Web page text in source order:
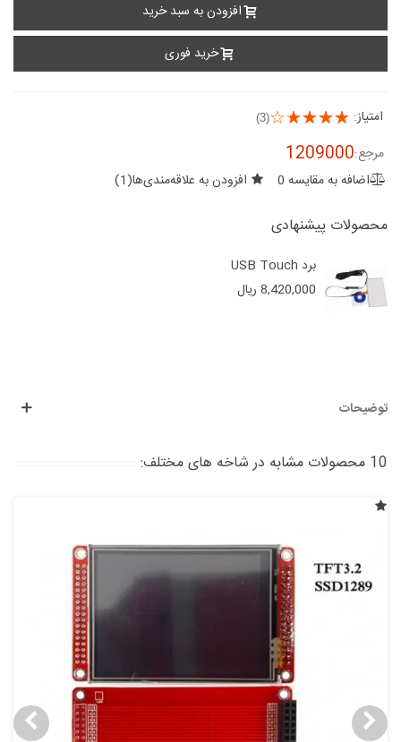
افزودن به سبد خرید
خرید فوری
امتیاز: (3)
مرجع:1209000
اضافه به مقایسه 0 افزودن به علاقه‌مندی‌ها(
1
)
محصولات پیشنهادی
برد USB Touch
8,420,000 ریال
توضیحات
10 محصولات مشابه در شاخه های مختلف: